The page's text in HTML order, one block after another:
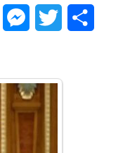
Mail.Ru Messenger
Twitter